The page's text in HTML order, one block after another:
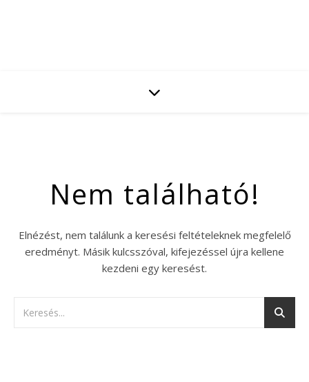
Nem található!
Elnézést, nem találunk a keresési feltételeknek megfelelő
eredményt. Másik kulcsszóval, kifejezéssel újra kellene
kezdeni egy keresést.